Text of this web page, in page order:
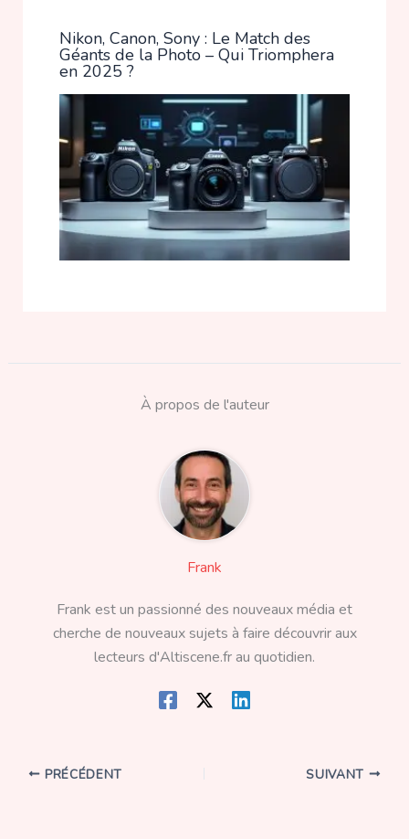
Nikon, Canon, Sony : Le Match des
Géants de la Photo – Qui Triomphera
en 2025 ?
À propos de l'auteur
Frank
Frank est un passionné des nouveaux média et
cherche de nouveaux sujets à faire découvrir aux
lecteurs d'Altiscene.fr au quotidien.
PRÉCÉDENT SUIVANT